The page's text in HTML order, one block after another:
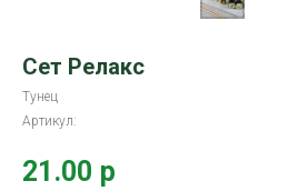
Сет Релакс
Тунец
Артикул:
21.00 р